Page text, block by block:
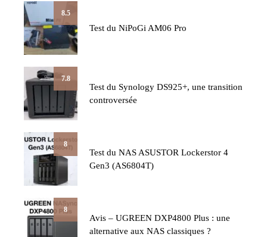
8.5
Test du NiPoGi AM06 Pro
7.8
Test du Synology DS925+, une transition
controversée
8
Test du NAS ASUSTOR Lockerstor 4
Gen3 (AS6804T)
8
Avis – UGREEN DXP4800 Plus : une
alternative aux NAS classiques ?